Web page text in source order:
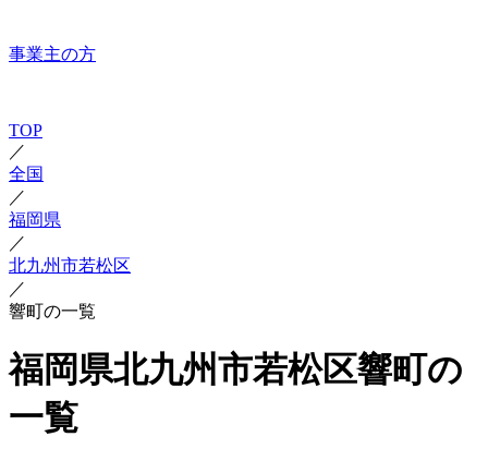
事業主の方
TOP
／
全国
／
福岡県
／
北九州市若松区
／
響町の一覧
福岡県北九州市若松区響町の
一覧